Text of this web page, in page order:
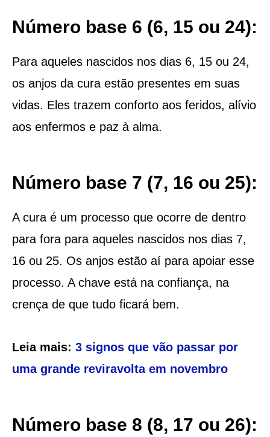
Número base 6 (6, 15 ou 24):
Para aqueles nascidos nos dias 6, 15 ou 24,
os anjos da cura estão presentes em suas
vidas. Eles trazem conforto aos feridos, alívio
aos enfermos e paz à alma.
Número base 7 (7, 16 ou 25):
A cura é um processo que ocorre de dentro
para fora para aqueles nascidos nos dias 7,
16 ou 25. Os anjos estão aí para apoiar esse
processo. A chave está na confiança, na
crença de que tudo ficará bem.
Leia mais: 3 signos que vão passar por
uma grande reviravolta em novembro
Número base 8 (8, 17 ou 26):